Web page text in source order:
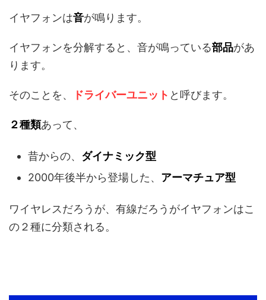
イヤフォンは音が鳴ります。
イヤフォンを分解すると、音が鳴っている部品があ
ります。
そのことを、 ドライバーユニット と呼びます。
２種類あって、
昔からの、 ダイナミック型
2000年後半から登場した、 アーマチュア型
ワイヤレスだろうが、有線だろうがイヤフォンはこ
の２種に分類される。